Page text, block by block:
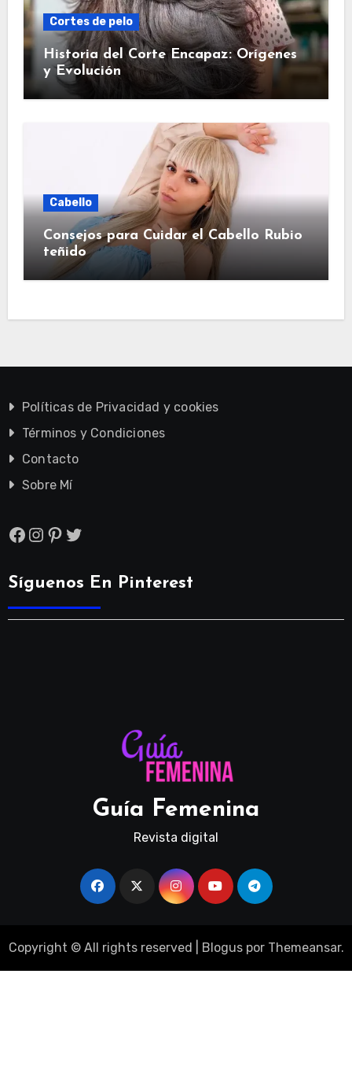
Cortes de pelo
Historia del Corte Encapaz: Orígenes
y Evolución
Cabello
Consejos para Cuidar el Cabello Rubio
teñido
Políticas de Privacidad y cookies
Términos y Condiciones
Contacto
Sobre Mí
Facebook
Instagram
Pinterest
Twitter
Síguenos En Pinterest
Guía Femenina
Revista digital
Copyright © All rights reserved Bloguspor Themeansar.